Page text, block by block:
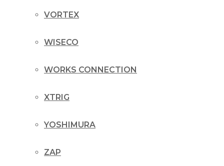
VORTEX
WISECO
WORKS CONNECTION
XTRIG
YOSHIMURA
ZAP